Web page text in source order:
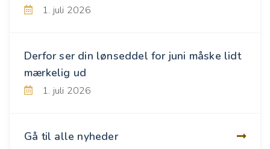
1. juli 2026
Derfor ser din lønseddel for juni måske lidt
mærkelig ud
1. juli 2026
Gå til alle nyheder